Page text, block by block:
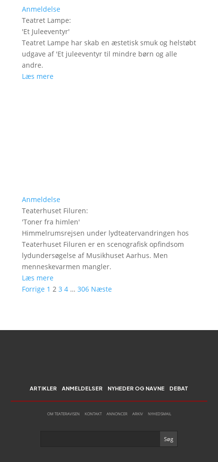
Anmeldelse
Teatret Lampe:
'Et Juleeventyr'
Teatret Lampe har skab en æstetisk smuk og helstøbt
udgave af 'Et juleeventyr til mindre børn og alle
andre.
Læs mere
Anmeldelse
Teaterhuset Filuren:
'Toner fra himlen'
Himmelrumsrejsen under lydteatervandringen hos
Teaterhuset Filuren er en scenografisk opfindsom
lydundersøgelse af Musikhuset Aarhus. Men
menneskevarmen mangler.
Læs mere
Forrige 1 2 3 4 … 306 Næste
ARTIKLER ANMELDELSER NYHEDER OG NAVNE DEBAT
OM TEATERAVISEN KONTAKT ANNONCER ARKIV NYHEDSMAIL